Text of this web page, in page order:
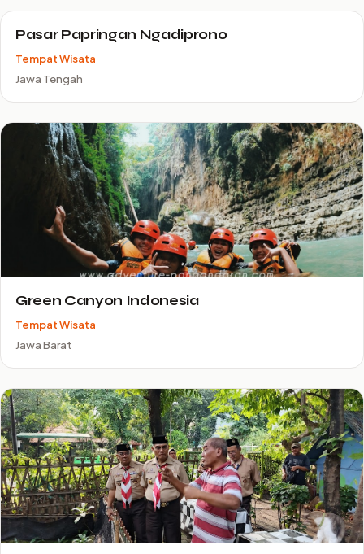
Pasar Papringan Ngadiprono
Tempat Wisata
Jawa Tengah
Green Canyon Indonesia
Tempat Wisata
Jawa Barat